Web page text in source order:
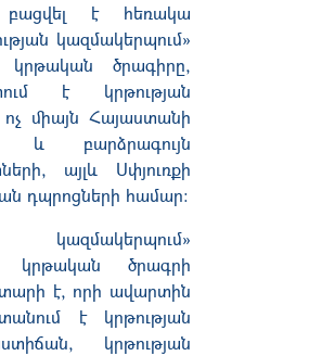
բացվել է
հեռակա
կազմակերպում»
կրթական ծրագիրը,
է
կրթության
ոչ միայն Հայաստանի
և
բարձրագույն
, այլև
Սփյուռքի
դպրոցների համար։
կազմակերպում»
կրթական
ծրագրի
տարի է, որի ավարտին
է
կրթության
, կրթության